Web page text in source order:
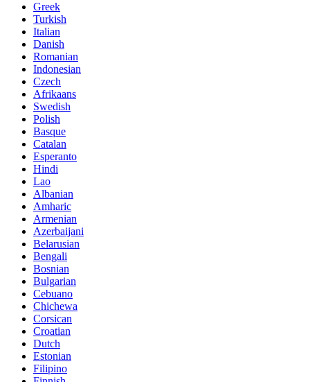
Greek
Turkish
Italian
Danish
Romanian
Indonesian
Czech
Afrikaans
Swedish
Polish
Basque
Catalan
Esperanto
Hindi
Lao
Albanian
Amharic
Armenian
Azerbaijani
Belarusian
Bengali
Bosnian
Bulgarian
Cebuano
Chichewa
Corsican
Croatian
Dutch
Estonian
Filipino